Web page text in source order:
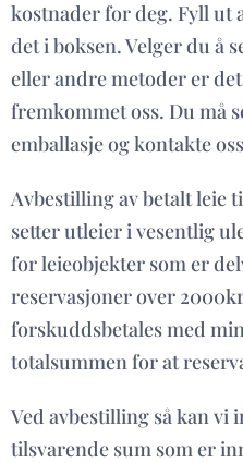
kostnader for deg. Fyll ut
det i boksen. Velger du å
eller andre metoder er
fremkommet oss. Du må
emballasje og kontakte
Avbestilling av betalt leie
setter utleier i vesentlig
for leieobjekter som er
reservasjoner over
forskuddsbetales med
totalsummen for at
Ved avbestilling så kan
tilsvarende sum som er